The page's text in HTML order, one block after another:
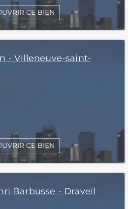
CE BIEN
- Villeneuve-saint-
CE BIEN
Barbusse - Draveil